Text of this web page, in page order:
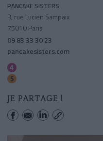
PANCAKE SISTERS
3, rue Lucien Sampaix
75010 Paris
09 83 33 30 23
pancakesisters.com
JE PARTAGE !